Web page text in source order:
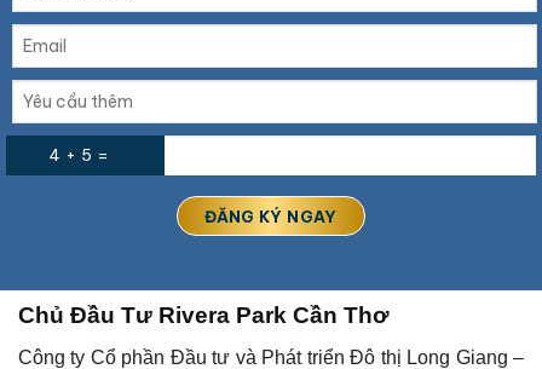
4 + 5 =
Chủ Đầu Tư Rivera Park Cần Thơ
Công ty Cổ phần Đầu tư và Phát triển Đô thị Long Giang –